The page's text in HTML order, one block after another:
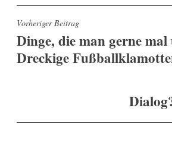
Beitragsnavigation
Vorheriger Beitrag
Dinge, die man gerne
Dreckige